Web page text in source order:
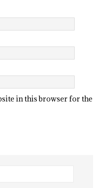
in this browser for the